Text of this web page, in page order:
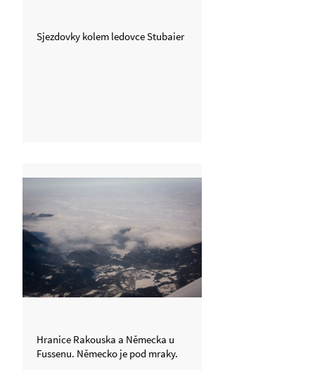
Sjezdovky kolem ledovce Stubaier
Hranice Rakouska a Německa u
Fussenu. Německo je pod mraky.